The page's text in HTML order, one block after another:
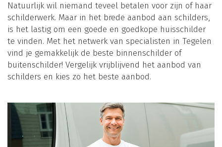
Natuurlijk wil niemand teveel betalen voor zijn of haar
schilderwerk. Maar in het brede aanbod aan schilders,
is het lastig om een goede en goedkope huisschilder
te vinden. Met het netwerk van specialisten in Tegelen
vind je gemakkelijk de beste binnenschilder of
buitenschilder! Vergelijk vrijblijvend het aanbod van
schilders en kies zo het beste aanbod.